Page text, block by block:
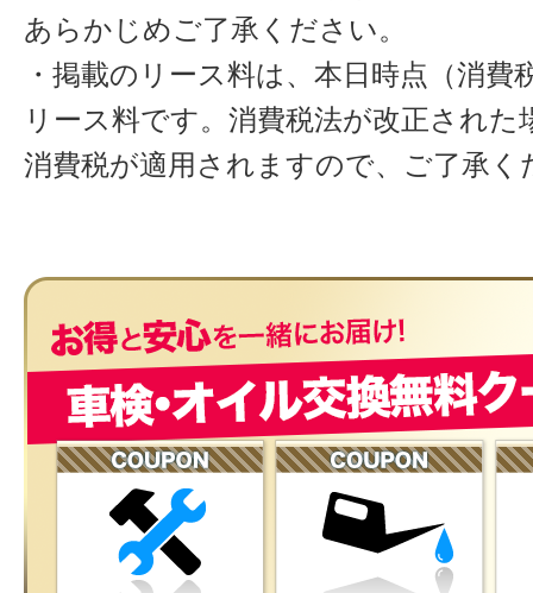
あらかじめご了承ください。
・掲載のリース料は、本日時点（消費
リース料です。消費税法が改正された
消費税が適用されますので、ご了承く